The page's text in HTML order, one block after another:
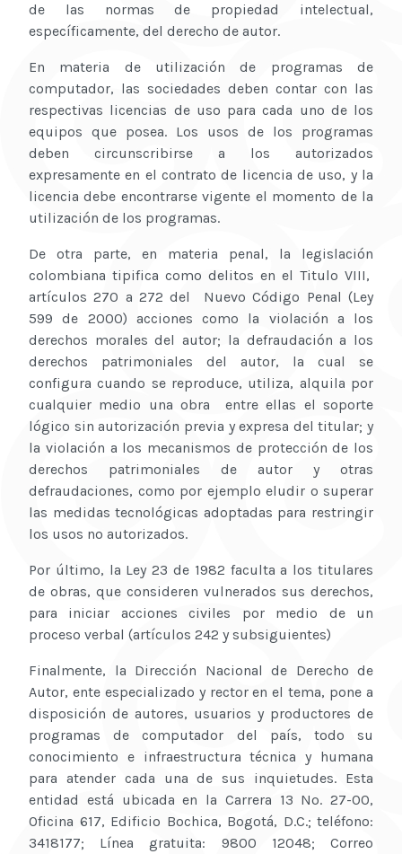
de las normas de propiedad intelectual,
específicamente, del derecho de autor.
En materia de utilización de programas de
computador, las sociedades deben contar con las
respectivas licencias de uso para cada uno de los
equipos que posea. Los usos de los programas
deben circunscribirse a los autorizados
expresamente en el contrato de licencia de uso, y la
licencia debe encontrarse vigente el momento de la
utilización de los programas.
De otra parte, en materia penal, la legislación
colombiana tipifica como delitos en el Titulo VIII,
artículos 270 a 272 del Nuevo Código Penal (Ley
599 de 2000) acciones como la violación a los
derechos morales del autor; la defraudación a los
derechos patrimoniales del autor, la cual se
configura cuando se reproduce, utiliza, alquila por
cualquier medio una obra entre ellas el soporte
lógico sin autorización previa y expresa del titular; y
la violación a los mecanismos de protección de los
derechos patrimoniales de autor y otras
defraudaciones, como por ejemplo eludir o superar
las medidas tecnológicas adoptadas para restringir
los usos no autorizados.
Por último, la Ley 23 de 1982 faculta a los titulares
de obras, que consideren vulnerados sus derechos,
para iniciar acciones civiles por medio de un
proceso verbal (artículos 242 y subsiguientes)
Finalmente, la Dirección Nacional de Derecho de
Autor, ente especializado y rector en el tema, pone a
disposición de autores, usuarios y productores de
programas de computador del país, todo su
conocimiento e infraestructura técnica y humana
para atender cada una de sus inquietudes. Esta
entidad está ubicada en la Carrera 13 No. 27-00,
Oficina 617, Edificio Bochica, Bogotá, D.C.; teléfono:
3418177; Línea gratuita: 9800 12048; Correo